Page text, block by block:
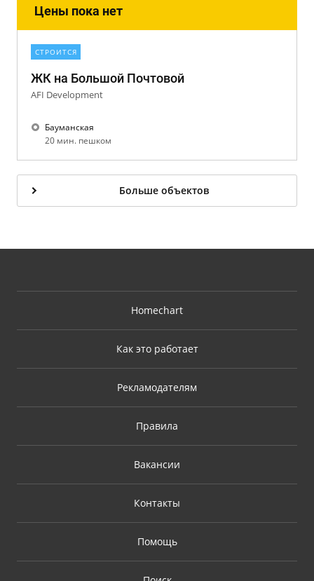
Цены пока нет
СТРОИТСЯ
ЖК на Большой Почтовой
AFI Development
Бауманская
20 мин. пешком
Больше объектов
Homechart
Как это работает
Рекламодателям
Правила
Вакансии
Контакты
Помощь